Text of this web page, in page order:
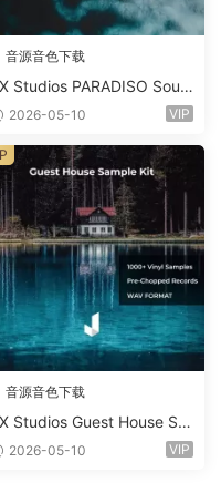
音源音色下载
Studios PARADISO Soun
Kit MULTiFORMAT-FANTA
2026-05-10 VIP
音源音色下载
Studios Guest House Sa
WAV-FANTASTiC
2026-05-10 VIP